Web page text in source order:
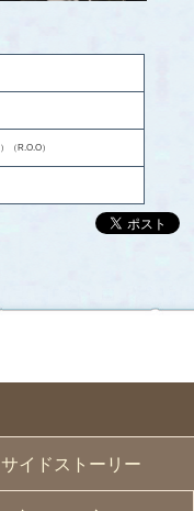
サイドストーリー
）（R.O.O）